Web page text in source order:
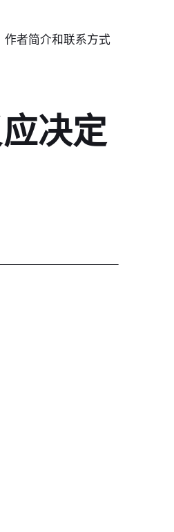
作者简介和联系方式
决定